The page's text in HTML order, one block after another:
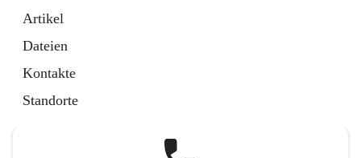
Artikel
Dateien
Kontakte
Standorte